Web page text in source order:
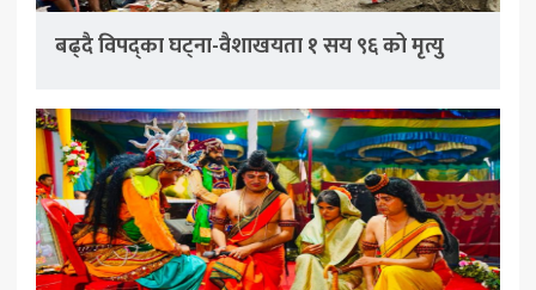
बढ्दै विपद्का घट्ना-वैशाखयता १ सय ९६ को मृत्यु